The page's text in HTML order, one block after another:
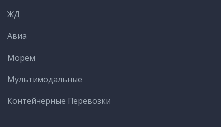
ЖД
Авиа
Морем
Мультимодальные
Контейнерные Перевозки